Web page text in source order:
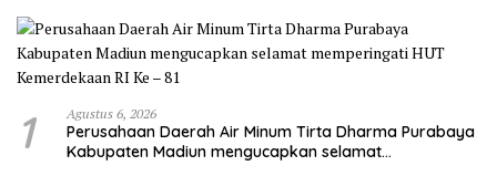
1 Agustus 6, 2026
Perusahaan Daerah Air Minum Tirta Dharma Purabaya
Kabupaten Madiun mengucapkan selamat